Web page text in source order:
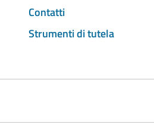
Contatti
Strumenti di tutela